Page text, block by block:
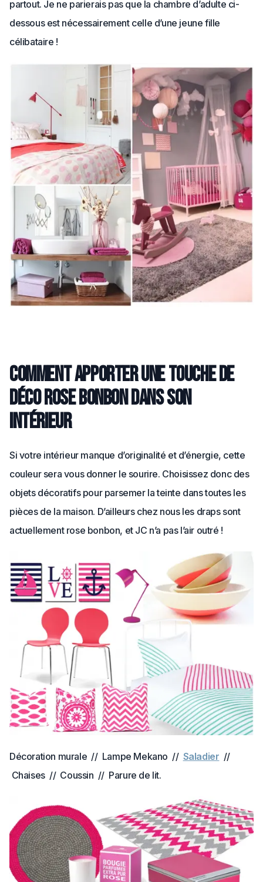
partout. Je ne parierais pas que la chambre d’adulte ci-
dessous est nécessairement celle d’une jeune fille
célibataire !
Comment apporter une touche de
déco rose bonbon dans son
intérieur
Si votre intérieur manque d’originalité et d’énergie, cette
couleur sera vous donner le sourire. Choisissez donc des
objets décoratifs pour parsemer la teinte dans toutes les
pièces de la maison. D’ailleurs chez nous les draps sont
actuellement rose bonbon, et JC n’a pas l’air outré !
Décoration murale // Lampe Mekano // Saladier //
Chaises // Coussin // Parure de lit.